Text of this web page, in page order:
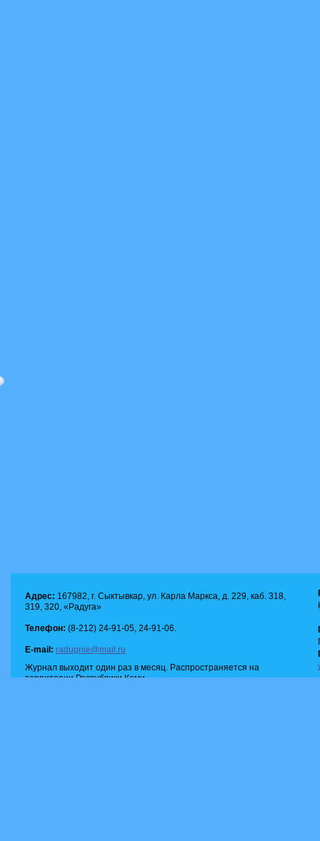
Адрес: 167982, г. Сыктывкар, ул. Карла Маркса, д. 229, каб. 318,
319, 320, «Радуга»
Телефон: (8-212) 24-91-05, 24-91-06.
E-mail: radugnie@mail.ru
Журнал выходит один раз в месяц. Распространяется на
территории Республики Коми.